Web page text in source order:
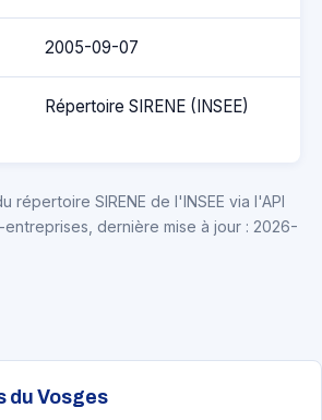
2005-09-07
Répertoire SIRENE (INSEE)
répertoire SIRENE de l'INSEE via l'API
dernière mise à jour : 2026-
du Vosges